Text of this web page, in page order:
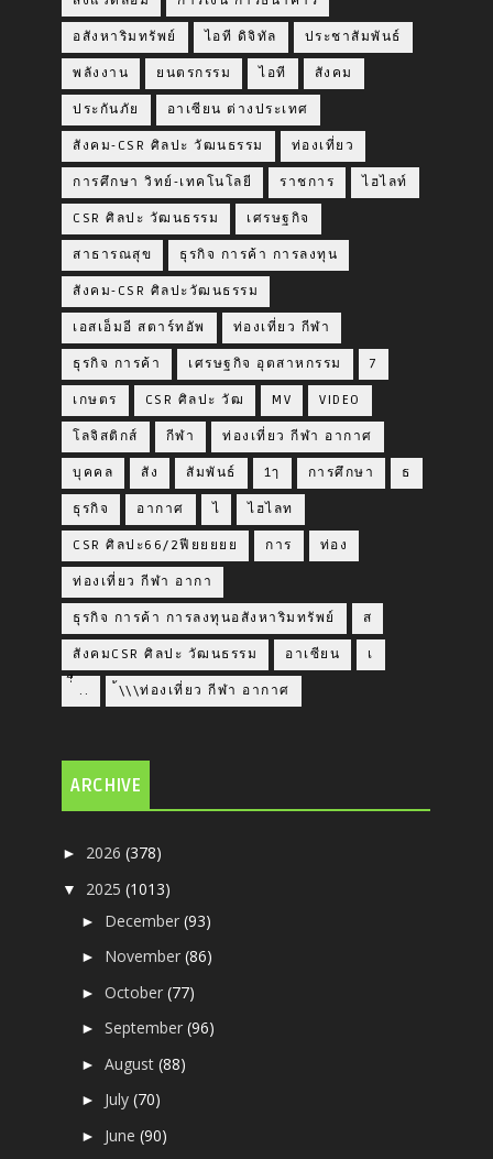
อสังหาริมทรัพย์ ไอที ดิจิทัล ประชาสัมพันธ์
พลังงาน ยนตรกรรม ไอที สังคม
ประกันภัย อาเซียน ต่างประเทศ
สังคม-CSR ศิลปะ วัฒนธรรม ท่องเที่ยว
การศึกษา วิทย์-เทคโนโลยี ราชการ ไฮไลท์
CSR ศิลปะ วัฒนธรรม เศรษฐกิจ
สาธารณสุข ธุรกิจ การค้า การลงทุน
สังคม-CSR ศิลปะวัฒนธรรม
เอสเอ็มอี สตาร์ทอัพ ท่องเที่ยว กีฬา
ธุรกิจ การค้า เศรษฐกิจ อุตสาหกรรม 7
เกษตร CSR ศิลปะ วัฒ MV VIDEO
โลจิสติกส์ กีฬา ท่องเที่ยว กีฬา อากาศ
บุคคล สัง สัมพันธ์ 1ๅ การศึกษา ธ
ธุรกิจ อากาศ ไ ไฮไลท
CSR ศิลปะ66/2ฟียยยยย การ ท่อง
ท่องเที่ยว กีฬา อากา
ธุรกิจ การค้า การลงทุนอสังหาริมทรัพย์ ส
สังคมCSR ศิลปะ วัฒนธรรม อาเซียน เ
่่ื​ .. ้\\\ท่องเที่ยว กีฬา อากาศ
ARCHIVE
► 2026(378)
▼ 2025(1013)
► December(93)
► November(86)
►October(77)
►September(96)
►August(88)
► July(70)
► June(90)